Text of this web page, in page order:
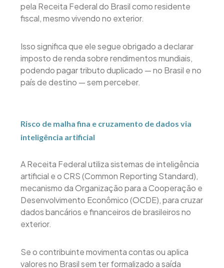
pela Receita Federal do Brasil como residente
fiscal, mesmo vivendo no exterior.
Isso significa que ele segue obrigado a declarar
imposto de renda sobre rendimentos mundiais,
podendo pagar tributo duplicado — no Brasil e no
país de destino — sem perceber.
Risco de malha fina e cruzamento de dados via
inteligência artificial
A Receita Federal utiliza sistemas de inteligência
artificial e o CRS (Common Reporting Standard),
mecanismo da Organização para a Cooperação e
Desenvolvimento Econômico (OCDE), para cruzar
dados bancários e financeiros de brasileiros no
exterior.
Se o contribuinte movimenta contas ou aplica
valores no Brasil sem ter formalizado a saída